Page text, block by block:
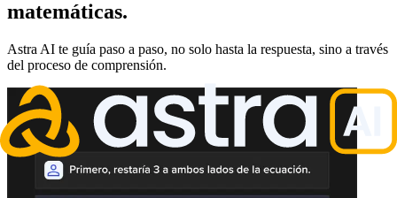
matemáticas.
Astra AI te guía paso a paso, no solo hasta la respuesta, sino a través
del proceso de comprensión.